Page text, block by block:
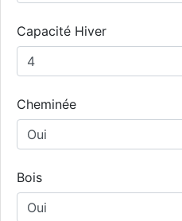
Capacité Hiver
Cheminée
Bois